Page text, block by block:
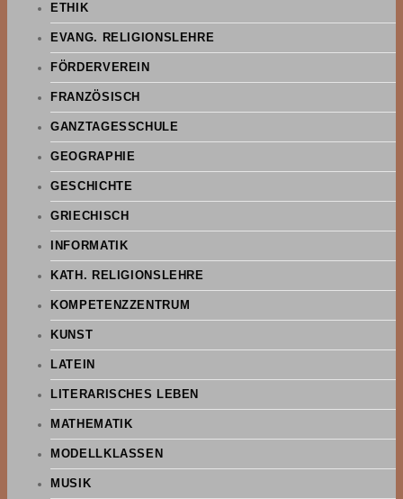
ETHIK
EVANG. RELIGIONSLEHRE
FÖRDERVEREIN
FRANZÖSISCH
GANZTAGESSCHULE
GEOGRAPHIE
GESCHICHTE
GRIECHISCH
INFORMATIK
KATH. RELIGIONSLEHRE
KOMPETENZZENTRUM
KUNST
LATEIN
LITERARISCHES LEBEN
MATHEMATIK
MODELLKLASSEN
MUSIK